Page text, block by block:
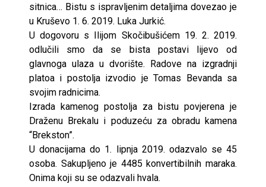
sitnica… Bistu s ispravljenim detaljima dovezao je
u Kruševo 1. 6. 2019. Luka Jurkić.
U dogovoru s Ilijom Skočibušićem 19. 2. 2019.
odlučili smo da se bista postavi lijevo od
glavnoga ulaza u dvorište. Radove na izgradnji
platoa i postolja izvodio je Tomas Bevanda sa
svojim radnicima.
Izrada kamenog postolja za bistu povjerena je
Draženu Brekalu i poduzeću za obradu kamena
“Brekston”.
U donacijama do 1. lipnja 2019. odazvalo se 45
osoba. Sakupljeno je 4485 konvertibilnih maraka.
Onima koji su se odazvali hvala.